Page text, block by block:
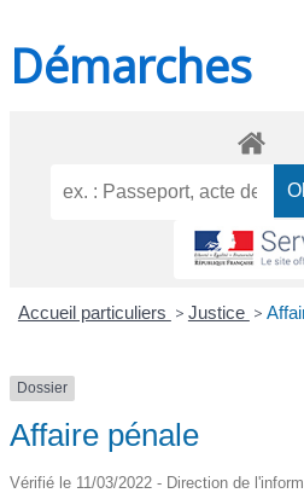
Démarches
Accueil particuliers > Justice >
Dossier
Affaire pénale
Vérifié le 11/03/2022 - Direction de